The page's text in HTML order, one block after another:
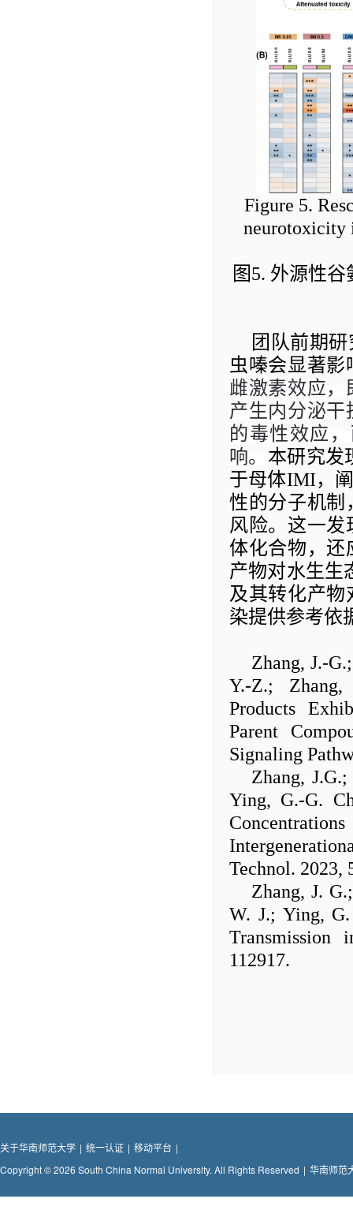
Figure 5.
neurotoxicity
图5. 外源性谷
团队前期
虫嗪会显著
雌激素效应
产生内分泌
的毒性效应
响。 本研究发
于母体IMI，
性的分子机制
风险。这一发
体化合物， 还
产物对水生生
及其转化产
染提供参考依
Zhang, J.-
Y.-Z.;
Products
Parent
Signaling
Zhang,
Ying, G.-G.
Technol. 2023,
Zhang, J.
W. J.; Ying,
112917.
关于华南师范大学 | 统一认证 | 移动平台 |
Copyright © 2026 South China Normal University. All Rights Reserved | 华南师范